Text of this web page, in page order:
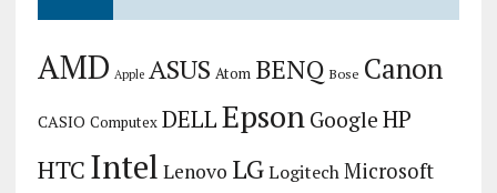
AMD Apple ASUS Atom BENQ Bose Canon
CASIO Computex DELLEpson Google HP
HTC Intel Lenovo LG Logitech Microsoft